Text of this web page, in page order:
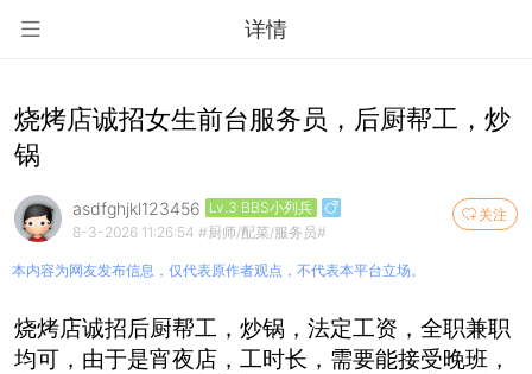
详情
烧烤店诚招女生前台服务员，后厨帮工，炒
锅
关注
asdfghjkl123456 Lv.3 BBS小列兵
8-3-2026 11:26:54 #厨师/配菜/服务员#
本内容为网友发布信息，仅代表原作者观点，不代表本平台立场。
烧烤店诚招后厨帮工，炒锅，法定工资，全职兼职
均可，由于是宵夜店，工时长，需要能接受晚班，